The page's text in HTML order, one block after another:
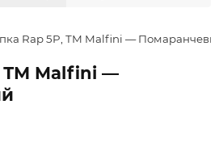
Rap 5P, ТМ Malfini — Помаранчевий
ТМ Malfini —